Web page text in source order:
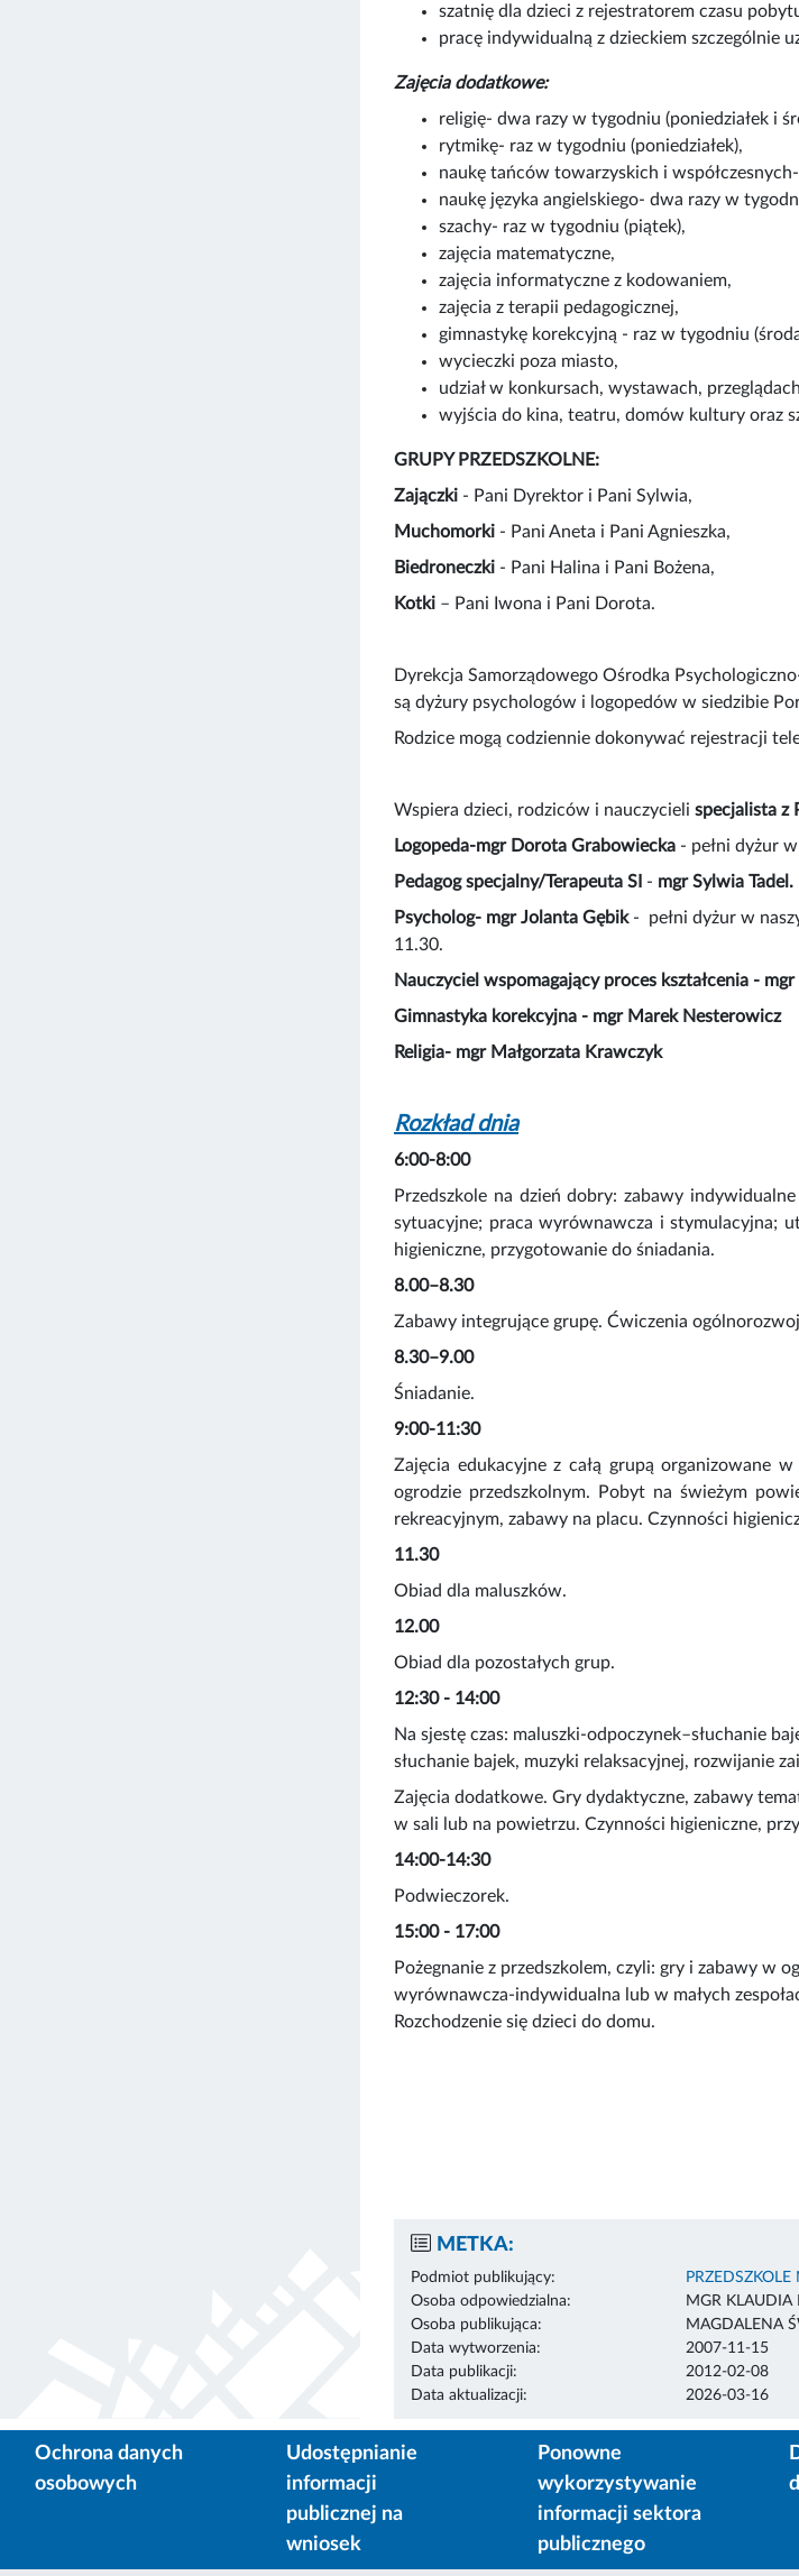
szatnię dla dzieci z rejestratorem czasu
pracę indywidualną z dzieckiem szczególnie
Zajęcia dodatkowe:
religię- dwa razy w tygodniu (poniedziałek i
rytmikę- raz w tygodniu (poniedziałek),
naukę tańców towarzyskich i
naukę języka angielskiego- dwa razy w
szachy- raz w tygodniu (piątek),
zajęcia matematyczne,
zajęcia informatyczne z kodowaniem,
zajęcia z terapii pedagogicznej,
gimnastykę korekcyjną - raz w tygodniu
wycieczki poza miasto,
udział w konkursach, wystawach,
wyjścia do kina, teatru, domów kultury oraz
GRUPY PRZEDSZKOLNE:
Zajączki - Pani Dyrektor i Pani Sylwia,
Muchomorki - Pani Aneta i Pani Agnieszka,
Biedroneczki - Pani Halina i Pani Bożena,
Kotki – Pani Iwona i Pani Dorota.
Dyrekcja Samorządowego Ośrodka
są dyżury psychologów i logopedów w siedzibie
Rodzice mogą codziennie dokonywać rejestracji
Wspiera dzieci, rodziców i nauczycieli specjalista z
Logopeda-mgr Dorota Grabowiecka - pełni dyżur
Pedagog specjalny/Terapeuta SI - mgr Sylwia Tadel.
Psycholog- mgr Jolanta Gębik- pełni dyżur w
11.30.
Nauczyciel wspomagający proces kształcenia -
Gimnastyka korekcyjna - mgr Marek Nesterowicz
Religia- mgr Małgorzata Krawczyk
Rozkład dnia
6:00-8:00
Przedszkole na dzień dobry: zabawy
sytuacyjne; praca wyrównawcza i stymulacyjna;
higieniczne, przygotowanie do śniadania.
8.00–8.30
Zabawy integrujące grupę. Ćwiczenia
8.30–9.00
Śniadanie.
9:00-11:30
Zajęcia edukacyjne z całą grupą organizowane
ogrodzie przedszkolnym. Pobyt na świeżym
rekreacyjnym, zabawy na placu. Czynności
11.30
Obiad dla maluszków.
12.00
Obiad dla pozostałych grup.
12:30 - 14:00
Na sjestę czas: maluszki-odpoczynek–słuchanie
słuchanie bajek, muzyki relaksacyjnej, rozwijanie
Zajęcia dodatkowe. Gry dydaktyczne, zabawy
w sali lub na powietrzu. Czynności higieniczne,
14:00-14:30
Podwieczorek.
15:00 - 17:00
Pożegnanie z przedszkolem, czyli: gry i zabawy w
wyrównawcza-indywidualna lub w małych
Rozchodzenie się dzieci do domu.
METKA:
Podmiot publikujący:
PRZEDSZKOLE
Osoba odpowiedzialna:
MGR KLAUDIA
Osoba publikująca:
MAGDALENA
Data wytworzenia:
2007-11-15
Data publikacji:
2012-02-08
Data aktualizacji:
2026-03-16
Ochrona danych
osobowych
Udostępnianie
informacji
publicznej na
wniosek
Ponowne
wykorzystywanie
informacji sektora
publicznego